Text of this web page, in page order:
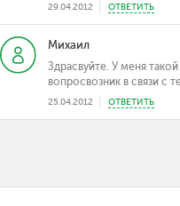
29.04.2012 ОТВЕТИТЬ
Михаил
Здрасвуйте. У меня
вопросвозник в связи с
25.04.2012 ОТВЕТИТЬ